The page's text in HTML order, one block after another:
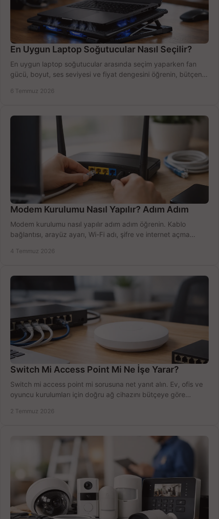
En Uygun Laptop Soğutucular Nasıl Seçilir?
En uygun laptop soğutucular arasında seçim yaparken fan
gücü, boyut, ses seviyesi ve fiyat dengesini öğrenin, bütçenizi
6 Temmuz 2026
Modem Kurulumu Nasıl Yapılır? Adım Adım
Modem kurulumu nasıl yapılır adım adım öğrenin. Kablo
bağlantısı, arayüz ayarı, Wi-Fi adı, şifre ve internet açma
4 Temmuz 2026
Switch Mi Access Point Mi Ne İşe Yarar?
Switch mi access point mi sorusuna net yanıt alın. Ev, ofis ve
oyuncu kurulumları için doğru ağ cihazını bütçeye göre
2 Temmuz 2026